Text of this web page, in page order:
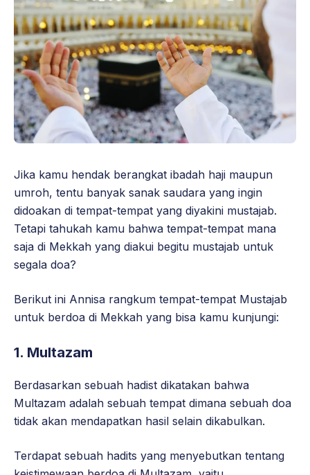
Jika kamu hendak berangkat ibadah haji maupun
umroh, tentu banyak sanak saudara yang ingin
didoakan di tempat-tempat yang diyakini mustajab.
Tetapi tahukah kamu bahwa tempat-tempat mana
saja di Mekkah yang diakui begitu mustajab untuk
segala doa?
Berikut ini Annisa rangkum tempat-tempat Mustajab
untuk berdoa di Mekkah yang bisa kamu kunjungi:
1. Multazam
Berdasarkan sebuah hadist dikatakan bahwa
Multazam adalah sebuah tempat dimana sebuah doa
tidak akan mendapatkan hasil selain dikabulkan.
Terdapat sebuah hadits yang menyebutkan tentang